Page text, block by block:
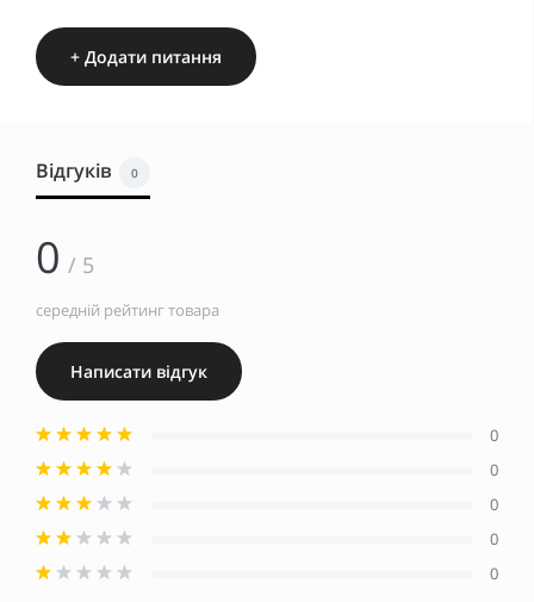
+ Додати питання
Відгуків 0
0 / 5
середній рейтинг товара
Написати відгук
0
0
0
0
0